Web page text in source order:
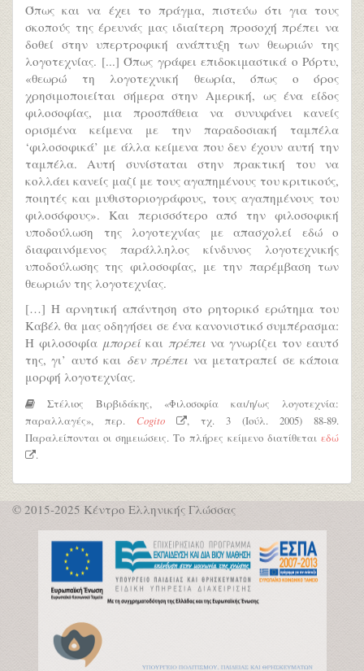
Όπως και να έχει το πράγμα, πιστεύω ότι για τους
σκοπούς της έρευνάς μας ιδιαίτερη προσοχή πρέπει να
δοθεί στην υπερτροφική ανάπτυξη των θεωριών της
λογοτεχνίας. [...] Όπως γράφει επιδοκιμαστικά ο Ρόρτυ,
«θεωρώ τη λογοτεχνική θεωρία, όπως ο όρος
χρησιμοποιείται σήμερα στην Αμερική, ως ένα είδος
φιλοσοφίας, μια προσπάθεια να συνυφάνει κανείς
ορισμένα κείμενα με την παραδοσιακή ταμπέλα
‘φιλοσοφικά’ με άλλα κείμενα που δεν έχουν αυτή την
ταμπέλα. Αυτή συνίσταται στην πρακτική του να
κολλάει κανείς μαζί με τους αγαπημένους του κριτικούς,
ποιητές και μυθιστοριογράφους, τους αγαπη­μένους του
φιλοσόφους». Και περισσότερο από την φιλοσοφική
υποδούλωση της λογοτεχνίας με απασχολεί εδώ ο
διαφαινό­μενος παράλληλος κίνδυνος λογοτεχνικής
υποδούλωσης της φιλοσοφίας, με την παρέμβαση των
θεωριών της λογοτεχνίας.
[…] Η αρνητική απάντηση στο ρητορικό ερώτημα του
Καβέλ θα μας οδηγήσει σε ένα κανονιστικό συμπέρασμα:
Η φιλοσοφία μπορεί και πρέπει να γνωρίζει τον εαυτό
της, γι’ αυτό και δεν πρέπει να μετατραπεί σε κάποια
μορφή λογοτεχνίας.
Στέλιος Βιρβιδάκης, «Φιλοσοφία και/η/ως λογοτεχνία:
παραλλαγές», περ. Cogito
, τχ. 3 (Ιούλ. 2005) 88-89.
Παραλείπονται οι σημειώσεις. Το πλήρες κείμενο διατίθεται εδώ
.
© 2015-2025 Κέντρο Ελληνικής Γλώσσας